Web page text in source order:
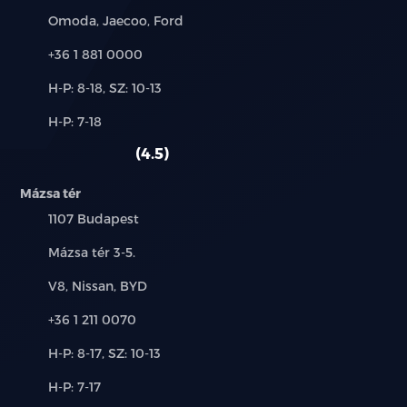
(FCW, RCW)
Párhuzamos parkolást segítő rendszer (LCA)
rendszer vészfékezéssel (RCTA, RCTB)
Elöl haladó jármű indulására történő
Intelligens kikerülő rendszer (IES)
Holttérfigyelő rendszer (BSD)
Márkák:
Omoda, Jaecoo, Ford
Telefon:
+36 1 881 0000
Új-
használt
H-P: 8-18, SZ: 10-13
Alkatrész,
H-P: 7-18
4.5
Mázsa tér
Település:
1107 Budapest
Cím:
Mázsa tér 3-5.
Márkák:
V8, Nissan, BYD
Telefon:
+36 1 211 0070
Új-
használt
H-P: 8-17, SZ: 10-13
Alkatrész,
H-P: 7-17